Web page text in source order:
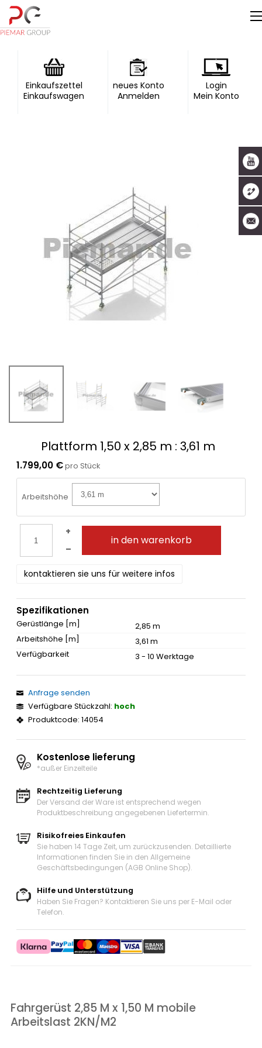
Einkaufszettel
Einkaufswagen
neues Konto
Anmelden
Login
Mein Konto
Plattform 1,50 x 2,85 m : 3,61 m
1.799,00 €pro Stück
Arbeitshöhe
+
–
in den warenkorb
kontaktieren sie uns für weitere infos
Spezifikationen
Gerüstlänge [m]
2,85 m
Arbeitshöhe [m]
3,61 m
Verfügbarkeit
3 - 10 Werktage
Anfrage senden
Verfügbare Stückzahl: hoch
Produktcode: 14054
Kostenlose lieferung
*außer Einzelteile
Rechtzeitig Lieferung
Der Versand der Ware ist entsprechend wegen
Produktbeschreibung angegebenen Liefertermin.
Risikofreies Einkaufen
Sie haben 14 Tage Zeit, um zurückzusenden. Detaillierte
Informationen finden Sie in den Allgemeine
Geschäftsbedingungen (AGB Online Shop).
Hilfe und Unterstützung
Haben Sie Fragen? Kontaktieren Sie uns per E-Mail oder
Telefon.
Fahrgerüst 2,85 M x 1,50 M mobile
Arbeitslast 2KN/M2